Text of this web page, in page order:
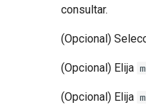
consultar.
(Opcional)
(Opcional) Elija
(Opcional) Elija